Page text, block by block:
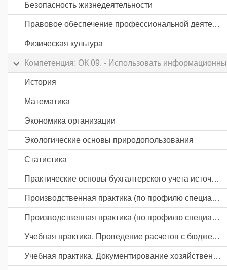
Безопасность жизнедеятельности
Правовое обеспечение профессиональной деятельности
Физическая культура
Компетенция: ОК 09. - Использовать
История
Математика
Экономика организации
Экологические основы природопользования
Статистика
Практические основы бухгалтерского учета источников формирования активов организации
Производственная практика (по профилю специальности). Документирование хозяйственных операций и ведение бухгалтерского учета активов организации
Производственная практика (по профилю специальности). Ведение бухгалтерского учета источников формирования активов, выполнение работ по инвентаризации активов и финансовых обязательств организации
Учебная практика. Проведение расчетов с бюджетом и внебюджетными фондами
Учебная практика. Документирование хозяйственных операций и ведение бухгалтерского учета активов организации